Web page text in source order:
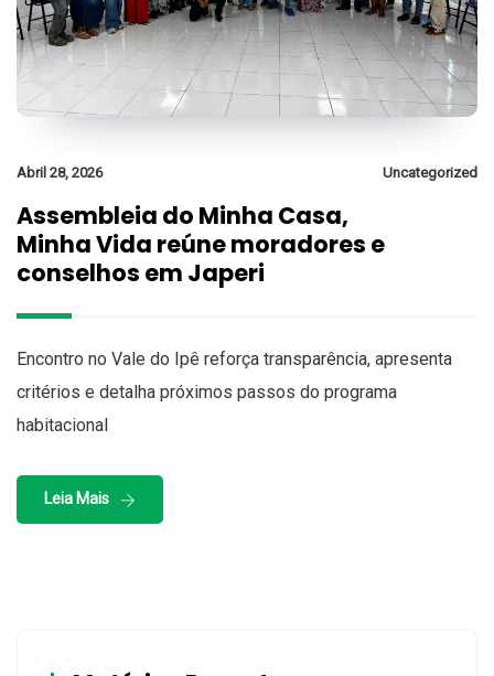
Abril 28, 2026 Uncategorized
Assembleia do Minha Casa,
Minha Vida reúne moradores e
conselhos em Japeri
Encontro no Vale do Ipê reforça transparência, apresenta
critérios e detalha próximos passos do programa
habitacional
Leia Mais